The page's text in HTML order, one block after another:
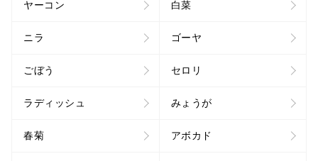
ヤーコン 白菜
ニラ ゴーヤ
ごぼう セロリ
ラディッシュ みょうが
春菊 アボカド